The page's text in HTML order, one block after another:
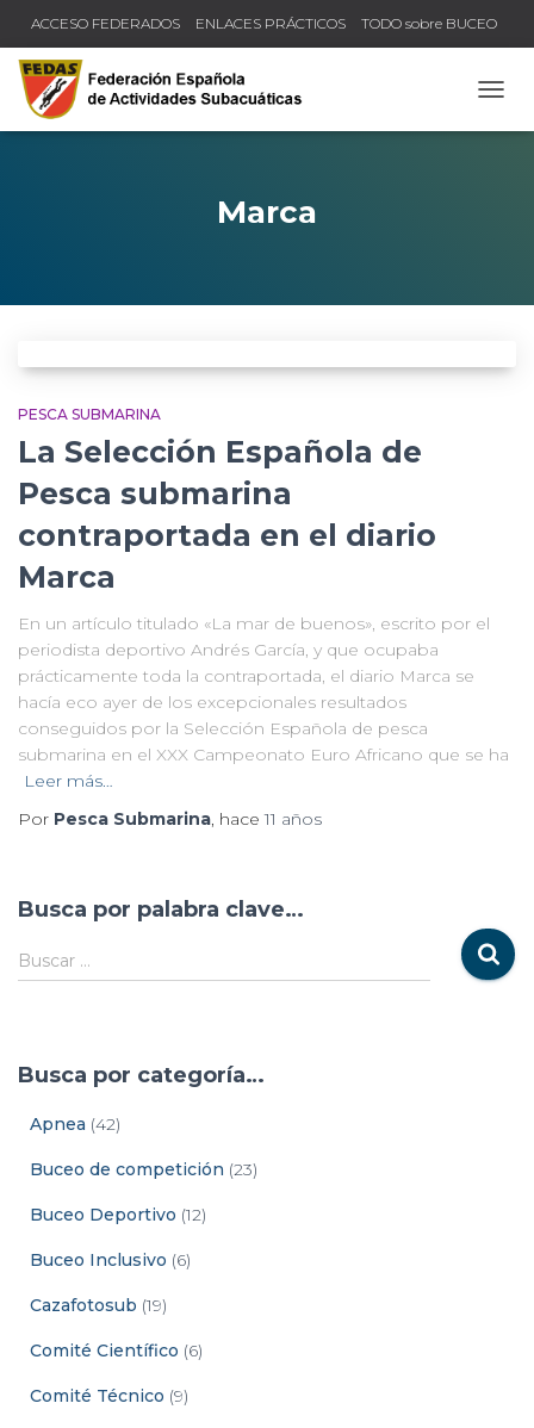
ACCESO FEDERADOS ENLACES PRÁCTICOS TODO sobre BUCEO
COMPRUEBA TU TÍTULO Y LICENCIA
Marca
PESCA SUBMARINA
La Selección Española de
Pesca submarina
contraportada en el diario
Marca
En un artículo titulado «La mar de buenos», escrito por el
periodista deportivo Andrés García, y que ocupaba
prácticamente toda la contraportada, el diario Marca se
hacía eco ayer de los excepcionales resultados
conseguidos por la Selección Española de pesca
submarina en el XXX Campeonato Euro Africano que se ha
Leer más…
Por Pesca Submarina, hace11 años
Busca por palabra clave…
Buscar …
Busca por categoría…
Apnea (42)
Buceo de competición (23)
Buceo Deportivo (12)
Buceo Inclusivo (6)
Cazafotosub (19)
Comité Científico (6)
Comité Técnico (9)